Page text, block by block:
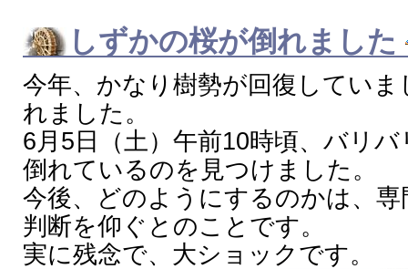
しずかの桜が倒れました
今年、かなり樹勢が回復してい
れました。
6月5日（土）午前10時頃、バリ
倒れているのを見つけました。
今後、どのようにするのかは、
判断を仰ぐとのことです。
実に残念で、大ショックです。